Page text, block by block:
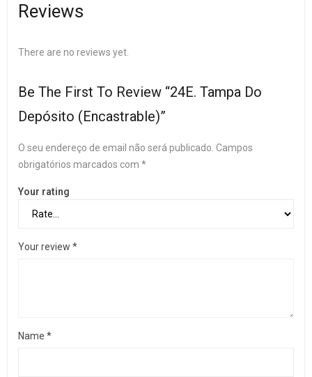
Reviews
There are no reviews yet.
Be The First To Review “24E. Tampa Do
Depósito (encastrable)”
O seu endereço de email não será publicado. Campos
obrigatórios marcados com *
Your rating
Your review *
Name *